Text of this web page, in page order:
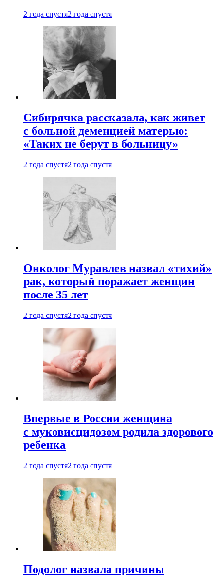
2 года спустя2 года спустя
Сибирячка рассказала, как живет
с больной деменцией матерью:
«Таких не берут в больницу»
2 года спустя2 года спустя
Онколог Муравлев назвал «тихий»
рак, который поражает женщин
после 35 лет
2 года спустя2 года спустя
Впервые в России женщина
с муковисцидозом родила здорового
ребенка
2 года спустя2 года спустя
Подолог назвала причины